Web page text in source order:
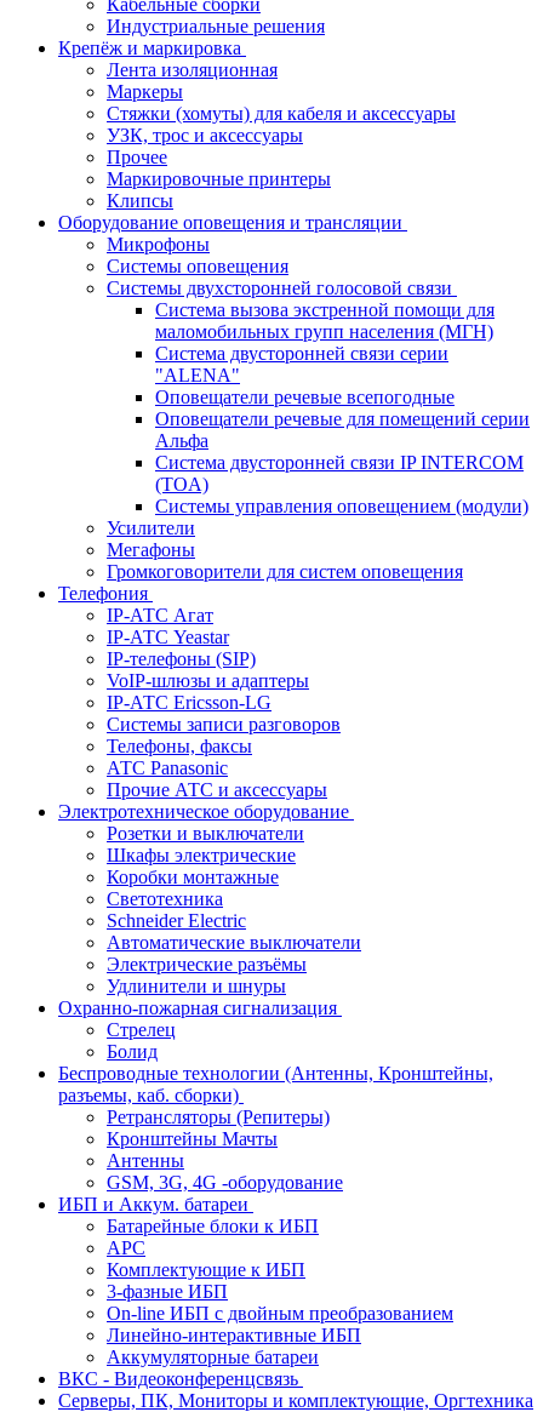
Кабельные сборки
Индустриальные решения
Крепёж и маркировка
Лента изоляционная
Маркеры
Стяжки (хомуты) для кабеля и аксессуары
УЗК, трос и аксессуары
Прочее
Маркировочные принтеры
Клипсы
Оборудование оповещения и трансляции
Микрофоны
Системы оповещения
Системы двухсторонней голосовой связи
Система вызова экстренной помощи для
маломобильных групп населения (МГН)
Система двусторонней связи серии
"ALENA"
Оповещатели речевые всепогодные
Оповещатели речевые для помещений серии
Альфа
Система двусторонней связи IP INTERCOM
(TOA)
Системы управления оповещением (модули)
Усилители
Мегафоны
Громкоговорители для систем оповещения
Телефония
IP-АТС Агат
IP-АТС Yeastar
IP-телефоны (SIP)
VoIP-шлюзы и адаптеры
IP-АТС Ericsson-LG
Системы записи разговоров
Телефоны, факсы
АТС Panasonic
Прочие АТС и аксессуары
Электротехническое оборудование
Розетки и выключатели
Шкафы электрические
Коробки монтажные
Светотехника
Schneider Electric
Автоматические выключатели
Электрические разъёмы
Удлинители и шнуры
Охранно-пожарная сигнализация
Стрелец
Болид
Беспроводные технологии (Антенны, Кронштейны,
разъемы, каб. сборки)
Ретрансляторы (Репитеры)
Кронштейны Мачты
Антенны
GSM, 3G, 4G -оборудование
ИБП и Аккум. батареи
Батарейные блоки к ИБП
APC
Комплектующие к ИБП
3-фазные ИБП
On-line ИБП с двойным преобразованием
Линейно-интерактивные ИБП
Аккумуляторные батареи
ВКС - Видеоконференцсвязь
Серверы, ПК, Мониторы и комплектующие, Оргтехника